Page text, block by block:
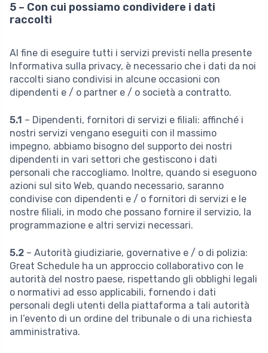
5 – Con cui possiamo condividere i dati
raccolti
Al fine di eseguire tutti i servizi previsti nella presente
Informativa sulla privacy, è necessario che i dati da noi
raccolti siano condivisi in alcune occasioni con
dipendenti e / o partner e / o società a contratto.
5.1 – Dipendenti, fornitori di servizi e filiali: affinché i
nostri servizi vengano eseguiti con il massimo
impegno, abbiamo bisogno del supporto dei nostri
dipendenti in vari settori che gestiscono i dati
personali che raccogliamo. Inoltre, quando si eseguono
azioni sul sito Web, quando necessario, saranno
condivise con dipendenti e / o fornitori di servizi e le
nostre filiali, in modo che possano fornire il servizio, la
programmazione e altri servizi necessari.
5.2 – Autorità giudiziarie, governative e / o di polizia:
Great Schedule ha un approccio collaborativo con le
autorità del nostro paese, rispettando gli obblighi legali
o normativi ad esso applicabili, fornendo i dati
personali degli utenti della piattaforma a tali autorità
in l’evento di un ordine del tribunale o di una richiesta
amministrativa.